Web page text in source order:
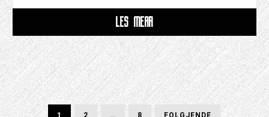
LÊS MEAR
Posts
SIDE 1
SIDE 2 …
SIDE 8 FOLGJENDE
FOLGJENDE